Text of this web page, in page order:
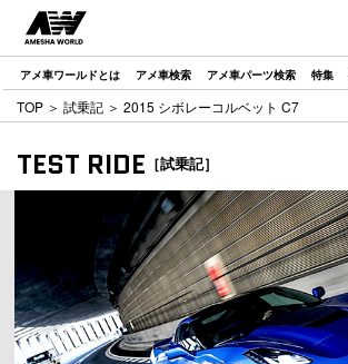
アメ車ワールドとは アメ車検索 アメ車パーツ検索 特集
TOP ＞ 試乗記 ＞ 2015 シボレーコルベット C7
TEST RIDE ［試乗記］